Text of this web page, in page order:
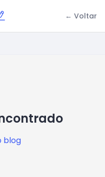
← Voltar
blog